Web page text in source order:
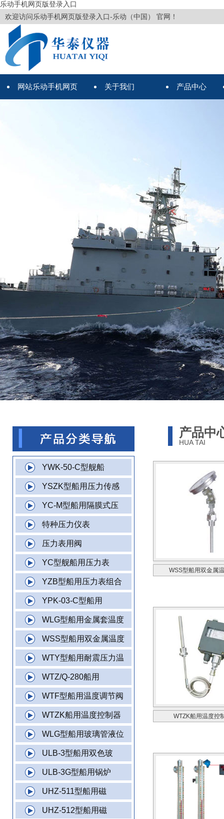
乐动手机网页版登录入口
欢迎访问乐动手机网页版登录入口-乐动（中国） 官网！
网站乐动手机网页 关于我们 产品中心
YWK-50-C型舰船
YSZK型船用压力传感
YC-M型船用隔膜式压
特种压力仪表
压力表用阀
YC型舰船用压力表
YZB型船用压力表组合
YPK-03-C型船用
WLG型船用金属套温度
WSS型船用双金属温度
WTY型船用耐震压力温
WTZ/Q-280船用
WTF型船用温度调节阀
WTZK船用温度控制器
WLG型船用玻璃管液位
ULB-3型船用双色玻
ULB-3G型船用锅炉
UHZ-511型船用磁
UHZ-512型船用磁
产品中
HUA TAI
WSS型船用双金属
WTZK船用温度控